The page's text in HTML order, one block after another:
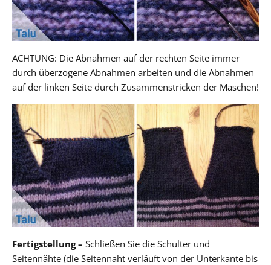
ACHTUNG: Die Abnahmen auf der rechten Seite immer
durch überzogene Abnahmen arbeiten und die Abnahmen
auf der linken Seite durch Zusammenstricken der Maschen!
Fertigstellung – Schließen Sie die Schulter und
Seitennähte (die Seitennaht verläuft von der Unterkante bis